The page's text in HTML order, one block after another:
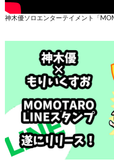
神木優ソロエンターテイメント「